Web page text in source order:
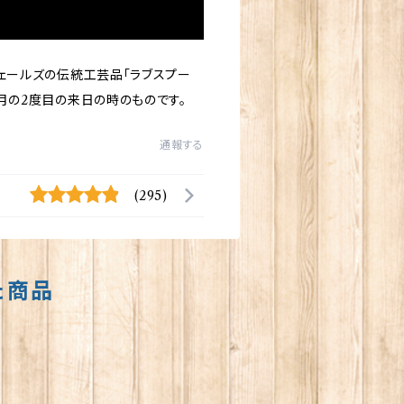
ルズの伝統工芸品「ラブスプー
2度目の来日の時のものです。
通報する
(295)
商品